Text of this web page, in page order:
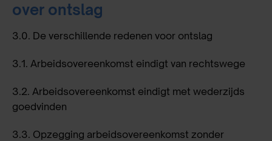
over ontslag
3.0. De verschillende redenen voor ontslag
3.1. Arbeidsovereenkomst eindigt van rechtswege
3.2. Arbeidsovereenkomst eindigt met wederzijds
goedvinden
3.3. Opzegging arbeidsovereenkomst zonder